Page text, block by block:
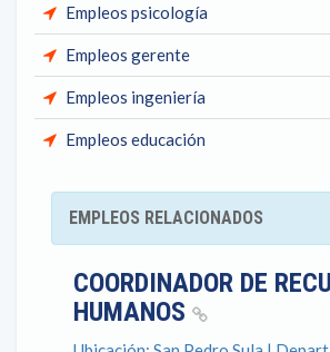
Empleos psicología
Empleos gerente
Empleos ingeniería
Empleos educación
EMPLEOS RELACIONADOS
COORDINADOR DE
HUMANOS